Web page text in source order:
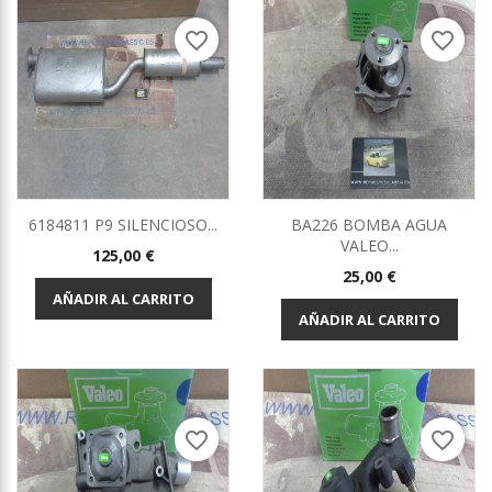
6184811 P9 SILENCIOSO...
Precio
125,00 €
AÑADIR AL CARRITO
favorite_border
BA226 BOMBA AGUA
VALEO...
Precio
25,00 €
AÑADIR AL CARRITO
favorite_border
favorite_border favorite_border